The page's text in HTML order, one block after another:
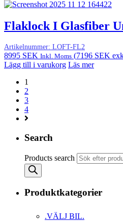
Flaklock I Glasfiber
Artikelnummer: LOFT-FL2
8995 SEK Inkl. Moms (7196 SEK
Lägg till i varukorg Läs mer
1
2
3
4
Search
Products search
Produktkategorier
.VÄLJ BIL.